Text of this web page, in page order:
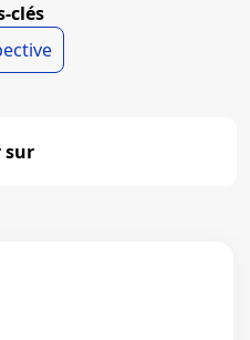
clés
sur